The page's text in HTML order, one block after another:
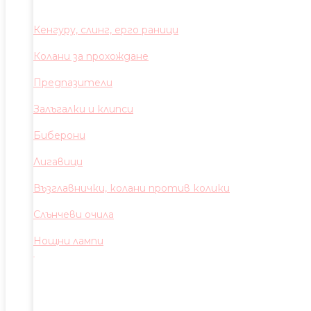
Кенгуру, слинг, ерго раници
Колани за прохождане
Предпазители
Залъгалки и клипси
Биберони
Лигавици
Възглавнички, колани против колики
Слънчеви очила
Нощни лампи